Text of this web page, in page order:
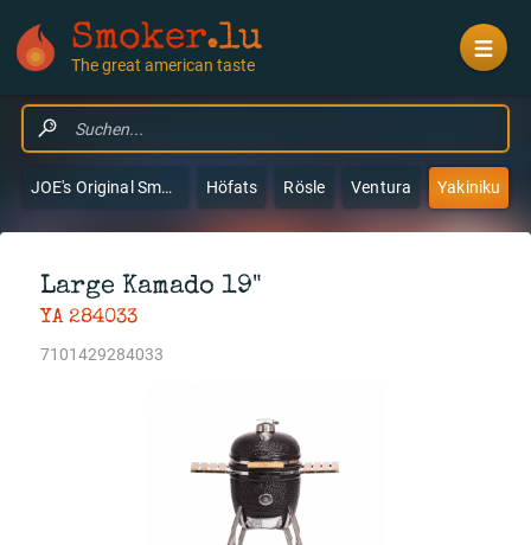
Smoker.lu
The great american taste
JOE's Original Smokers & Grills Höfats Rösle Ventura Yakiniku
Large Kamado 19"
YA 284033
7101429284033